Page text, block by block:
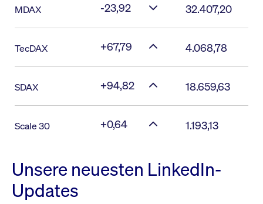
MDAX -23,92 32.407,20
TecDAX +67,79 4.068,78
SDAX +94,82 18.659,63
Scale 30 +0,64 1.193,13
Unsere neuesten LinkedIn-
Updates